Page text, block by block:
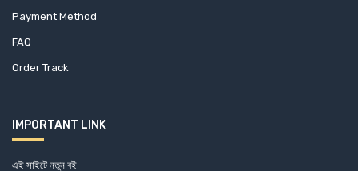
Payment Method
FAQ
Order Track
IMPORTANT LINK
এই সাইটে নতুন বই